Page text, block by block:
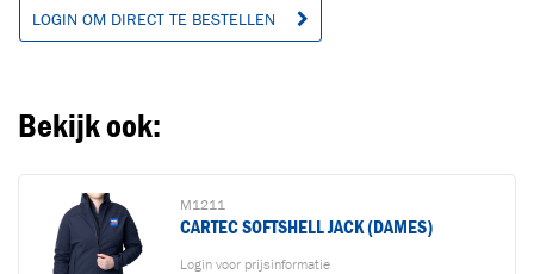
LOGIN OM DIRECT TE BESTELLEN
Bekijk ook:
M1211
CARTEC SOFTSHELL JACK (DAMES)
Login voor prijsinformatie